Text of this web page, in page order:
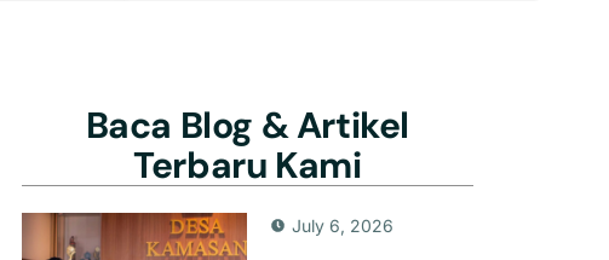
Baca Blog & Artikel
Terbaru Kami
July 6, 2026